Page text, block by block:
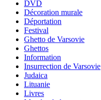
DVD
Décoration murale
Déportation
Festival
Ghetto de Varsovie
Ghettos
Information
Insurrection de Varsovie
Judaica
Lituanie
Livres